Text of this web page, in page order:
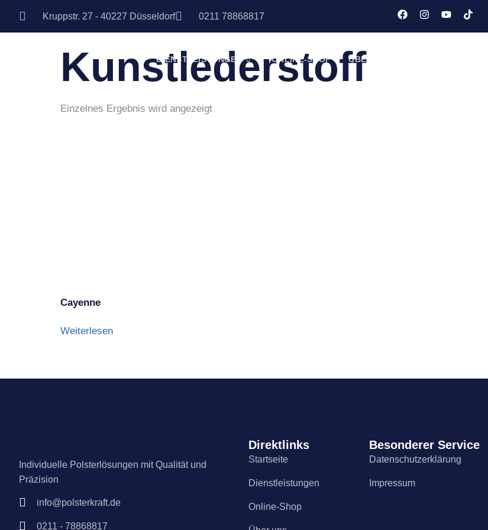
Kruppstr. 27 - 40227 Düsseldorf 0211 78868817
DIENSTLEISTUNGEN ONLINE-SHOP ÜBER UNS
Schwer Entflammbarer
Kunstlederstoff
Einzelnes Ergebnis wird angezeigt
Cayenne
Weiterlesen
Individuelle Polsterlösungen mit Qualität und
Präzision
info@polsterkraft.de
0211 - 78868817
Direktlinks
Startseite
Dienstleistungen
Online-Shop
Besonderer Service
Datenschutzerklärung
Impressum